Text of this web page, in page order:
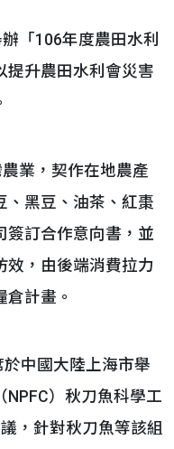
「106年度農田水利
提升農田水利會災害
業，契作在地農產
、黑豆、油茶、紅棗
簽訂合作意向書，並
效，由後端消費拉力
計畫。
中國大陸上海市舉
）秋刀魚科學工
，針對秋刀魚等該組